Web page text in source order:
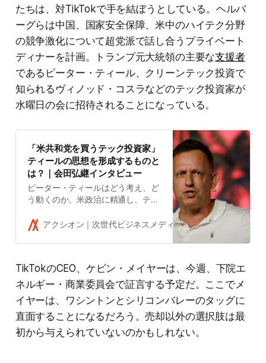
たちは、対TikTokで手を結ぼうとしている。ヘルバ
ーグらは中国、国家安全保障、米中のハイテク分野
の競争激化について超党派で話し合うプライベート
ディナーを計画。トランプ元大統領の主要な支援者
であるピーター・ティール、クリーンテック投資で
知られるヴィノッド・コスラなどのテック投資家が
水曜日の会に招待されることになっている。
「米共和党を買うテック投資家」
ティールの思想を形成するものと
は？｜会田弘継インタビュー
ピーター・ティールはどう考え、ど
う動くのか。米政治に精通し、ティ
た、元共同通信ワシントン支局長で
の思想的背景をめぐる洞察を聞い
アクシオン｜次世代ビジネスメディア 吉田拓史
TikTokのCEO、ケビン・メイヤーは、今週、下院エ
ネルギー・商業委員会で証言する予定だ。ここでメ
イヤーは、ワシントンとシリコンバレーのタッグに
直面することになるだろう。売却以外の選択肢は最
初から与えられていないのかもしれない。